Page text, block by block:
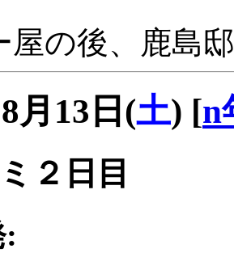
屋の後、鹿島
月13日(土) [n
２日目